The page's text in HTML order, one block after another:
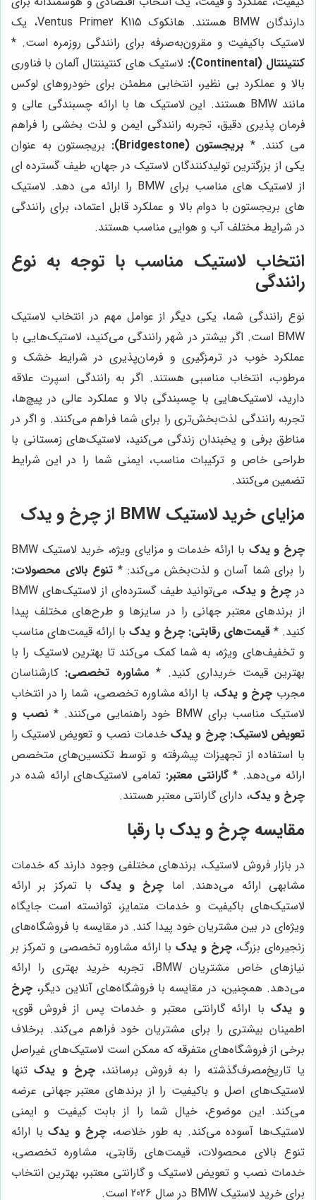
دارندگان BMW هستند. هانکوک Ventus Prime2 K115، یک
لاستیک باکیفیت و مقرون‌به‌صرفه برای رانندگی روزمره است. *
کنتیننتال (Continental):
لاستیک های کنتیننتال آلمان با فناوری
بالا و عملکرد بی نظیر، انتخابی مطمئن برای خودروهای لوکس
مانند BMW هستند. این لاستیک ها با ارائه چسبندگی عالی و
فرمان پذیری دقیق، تجربه رانندگی ایمن و لذت بخشی را فراهم
می کنند. * بریجستون (Bridgestone):
بریجستون به عنوان
یکی از بزرگترین تولیدکنندگان لاستیک در جهان، طیف گسترده ای
از لاستیک های مناسب برای BMW را ارائه می دهد. لاستیک
های بریجستون با دوام بالا و عملکرد قابل اعتماد، برای رانندگی
در شرایط مختلف آب و هوایی مناسب هستند.
انتخاب لاستیک مناسب با توجه به نوع
رانندگی
نوع رانندگی شما، یکی دیگر از عوامل مهم در انتخاب لاستیک
BMW است. اگر بیشتر در شهر رانندگی می‌کنید، لاستیک‌هایی با
عملکرد خوب در ترمزگیری و فرمان‌پذیری در شرایط خشک و
مرطوب، انتخاب مناسبی هستند. اگر به رانندگی اسپرت علاقه
دارید، لاستیک‌هایی با چسبندگی بالا و عملکرد عالی در پیچ‌ها،
تجربه رانندگی لذت‌بخش‌تری را برای شما فراهم می‌کنند. و اگر در
مناطق برفی و یخبندان زندگی می‌کنید، لاستیک‌های زمستانی با
طراحی خاص و ترکیبات مناسب، ایمنی شما را در این شرایط
تضمین می‌کنند.
مزایای خرید لاستیک BMW از چرخ و یدک
چرخ و یدک
با ارائه خدمات و مزایای ویژه، خرید لاستیک BMW
را برای شما آسان و لذت‌بخش می‌کند: * تنوع بالای محصولات:
در چرخ و یدک
، می‌توانید طیف گسترده‌ای از لاستیک‌های BMW
از برندهای معتبر جهانی را در سایزها و طرح‌های مختلف پیدا
کنید. *قیمت‌های رقابتی: چرخ و یدکبا ارائه قیمت‌های مناسب
و تخفیف‌های ویژه، به شما کمک می‌کند تا بهترین لاستیک را با
بهترین قیمت خریداری کنید. * مشاوره تخصصی: کارشناسان
مجرب چرخ و یدک، با ارائه مشاوره تخصصی، شما را در انتخاب
لاستیک مناسب برای BMW خود راهنمایی می‌کنند. *
نصب و
تعویض لاستیک: چرخ و یدکخدمات نصب و تعویض لاستیک را
با استفاده از تجهیزات پیشرفته و توسط تکنسین‌های متخصص
ارائه می‌دهد. *گارانتی معتبر: تمامی لاستیک‌های ارائه شده در
چرخ و یدک، دارای گارانتی معتبر هستند.
مقایسه چرخ و یدک با رقبا
در بازار فروش لاستیک، برندهای مختلفی وجود دارند که خدمات
مشابهی ارائه می‌دهند. اما چرخ و یدک با تمرکز بر ارائه
لاستیک‌های باکیفیت و خدمات متمایز، توانسته است جایگاه
ویژه‌ای در بین مشتریان خود پیدا کند. در مقایسه با فروشگاه‌های
زنجیره‌ای بزرگ،چرخ و یدکبا ارائه مشاوره تخصصی و تمرکز بر
نیازهای خاص مشتریان BMW، تجربه خرید بهتری را ارائه
می‌دهد. همچنین، در مقایسه با فروشگاه‌های آنلاین دیگر، چرخ
و یدکبا ارائه گارانتی معتبر و خدمات پس از فروش قوی،
اطمینان بیشتری را برای مشتریان خود فراهم می‌کند. برخلاف
برخی از فروشگاه‌های متفرقه که ممکن است لاستیک‌های غیراصل
یا تاریخ‌مصرف‌گذشته را به فروش برسانند، چرخ و یدکتنها
لاستیک‌های اصل و باکیفیت را از برندهای معتبر جهانی عرضه
می‌کند. این موضوع، خیال شما را از بابت کیفیت و ایمنی
لاستیک‌ها آسوده می‌کند. به طور خلاصه، چرخ و یدکبا ارائه
تنوع بالای محصولات، قیمت‌های رقابتی، مشاوره تخصصی،
خدمات نصب و تعویض لاستیک و گارانتی معتبر، بهترین انتخاب
برای خرید لاستیک BMW در سال 2026 است.